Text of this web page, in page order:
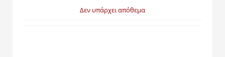
Δεν υπάρχει απόθεμα